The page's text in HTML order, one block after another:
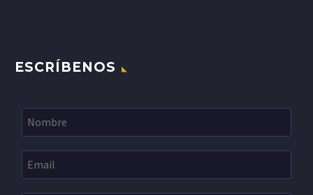
ESCRÍBENOS